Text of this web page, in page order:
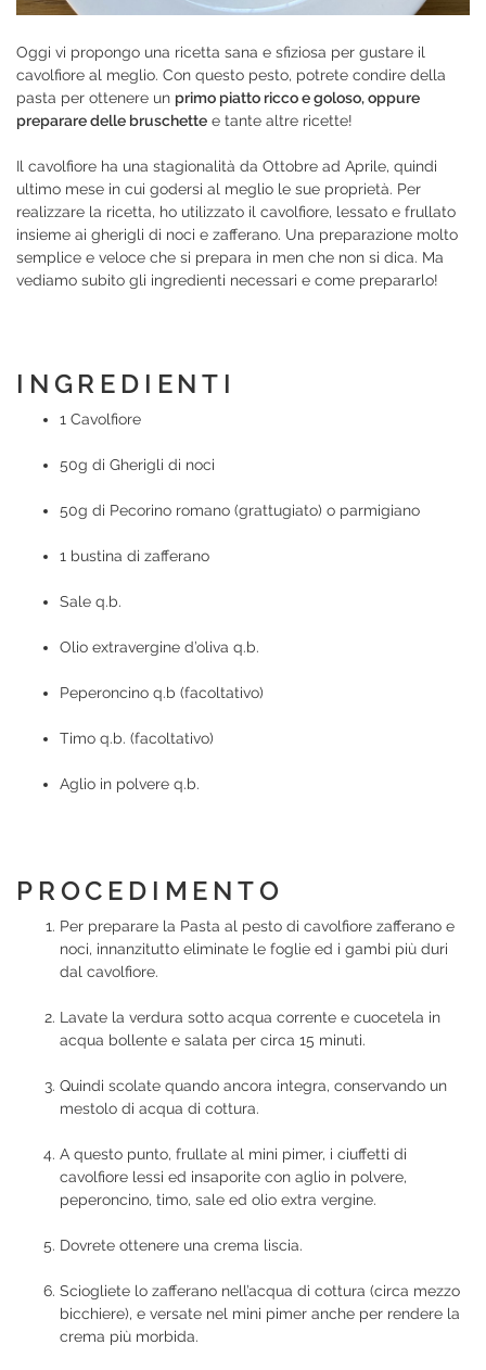
Oggi vi propongo una ricetta sana e sfiziosa per gustare il
cavolfiore al meglio. Con questo pesto, potrete condire della
pasta per ottenere un primo piatto ricco e goloso, oppure
preparare delle bruschette e tante altre ricette!
Il cavolfiore ha una stagionalità da Ottobre ad Aprile, quindi
ultimo mese in cui godersi al meglio le sue proprietà. Per
realizzare la ricetta, ho utilizzato il cavolfiore, lessato e frullato
insieme ai gherigli di noci e zafferano. Una preparazione molto
semplice e veloce che si prepara in men che non si dica. Ma
vediamo subito gli ingredienti necessari e come prepararlo!
INGREDIENTI
1 Cavolfiore
50g di Gherigli di noci
50g di Pecorino romano (grattugiato) o parmigiano
1 bustina di zafferano
Sale q.b.
Olio extravergine d’oliva q.b.
Peperoncino q.b (facoltativo)
Timo q.b. (facoltativo)
Aglio in polvere q.b.
PROCEDIMENTO
Per preparare la Pasta al pesto di cavolfiore zafferano e
noci, innanzitutto eliminate le foglie ed i gambi più duri
dal cavolfiore.
Lavate la verdura sotto acqua corrente e cuocetela in
acqua bollente e salata per circa 15 minuti.
Quindi scolate quando ancora integra, conservando un
mestolo di acqua di cottura.
A questo punto, frullate al mini pimer, i ciuffetti di
cavolfiore lessi ed insaporite con aglio in polvere,
peperoncino, timo, sale ed olio extra vergine.
Dovrete ottenere una crema liscia.
Sciogliete lo zafferano nell’acqua di cottura (circa mezzo
bicchiere), e versate nel mini pimer anche per rendere la
crema più morbida.